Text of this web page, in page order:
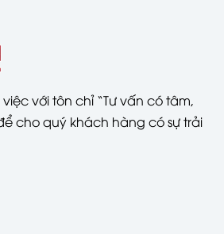
với tôn chỉ “Tư vấn có tâm,
cho quý khách hàng có sự trải